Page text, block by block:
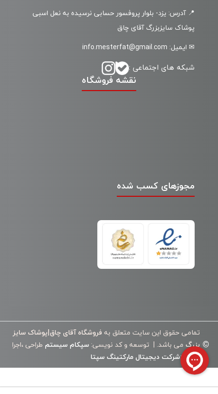
مجوزهای کسب شده
📍 آدرس: یزد- بلوار پروفسور حسابی نرسیده به نعل اسبی
پوشاک سایزبزرگ آقای چاق
✉ ایمیل: info.mesterfat@gmail.com
شبکه های اجتماعی :
نقشه فروشگاه
©
تمامی حقوق این سایت متعلق به فروشگاه آقای چاق|پوشاک سایز
بزرگ می باشد. | توسعه و کد نویسی: سپکام سیستم طراحی ،اجرا
وسئو:شرکت دیجیتال مارکتینگ سپتا